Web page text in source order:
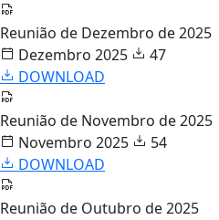
Reunião de Dezembro de 2025
Dezembro 2025
47
DOWNLOAD
Reunião de Novembro de 2025
Novembro 2025
54
DOWNLOAD
Reunião de Outubro de 2025